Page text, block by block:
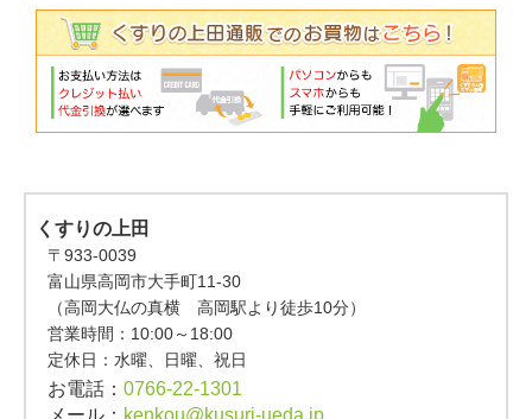
くすりの上田
〒933-0039
富山県高岡市大手町11-30
（高岡大仏の真横 高岡駅より徒歩10分）
営業時間： 10:00～18:00
定休日：水曜、日曜、祝日
お電話： 0766-22-1301